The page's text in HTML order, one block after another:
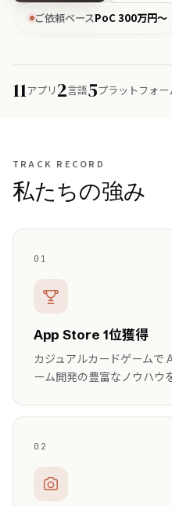
ご依頼ベースPoC 300万円〜
11アプリ 2言語5プラットフォー
TRACK RECORD
私たちの強み
01
App Store 1位獲得
カジュアルカードゲームで
ーム開発の豊富なノウハウ
02